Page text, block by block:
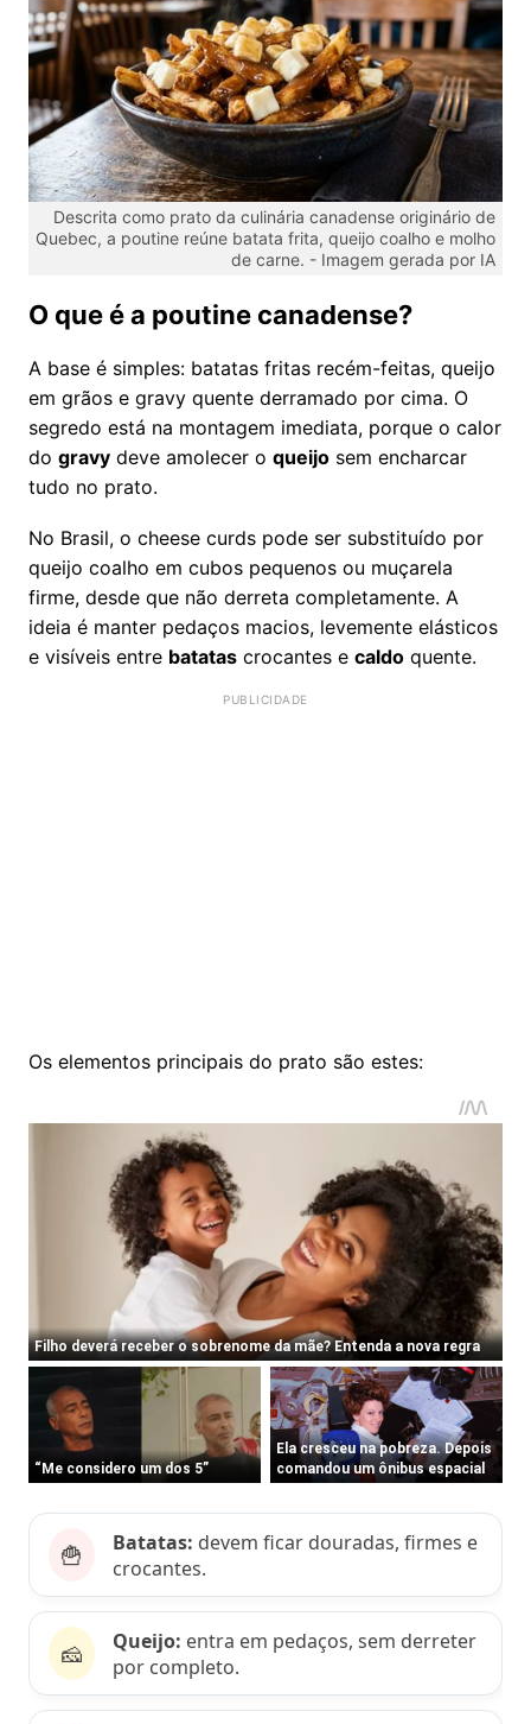
Descrita como prato da culinária canadense originário de
Quebec, a poutine reúne batata frita, queijo coalho e molho
de carne. - Imagem gerada por IA
O que é a poutine canadense?
A base é simples: batatas fritas recém-feitas, queijo
em grãos e gravy quente derramado por cima. O
segredo está na montagem imediata, porque o calor
do gravy deve amolecer o queijo sem encharcar
tudo no prato.
No Brasil, o cheese curds pode ser substituído por
queijo coalho em cubos pequenos ou muçarela
firme, desde que não derreta completamente. A
ideia é manter pedaços macios, levemente elásticos
e visíveis entre batatas crocantes e caldo quente.
Os elementos principais do prato são estes:
🍟 Batatas: devem ficar douradas, firmes e
crocantes.
🧀 Queijo: entra em pedaços, sem derreter
por completo.